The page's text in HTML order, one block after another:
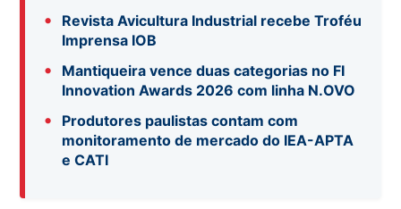
•
Revista Avicultura Industrial recebe Troféu
Imprensa IOB
•
Mantiqueira vence duas categorias no FI
Innovation Awards 2026 com linha N.OVO
•
Produtores paulistas contam com
monitoramento de mercado do IEA-APTA
e CATI